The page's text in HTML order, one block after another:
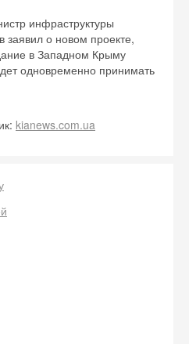
инфраструктуры
заявил о новом проекте,
в Западном Крыму
одновременно принимать
kianews.com.ua
−5%
бронирование!
промокод